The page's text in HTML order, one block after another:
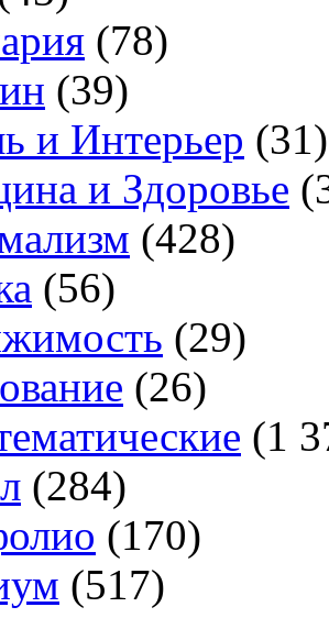
(78)
(39)
и Интерьер (31)
и Здоровье
(428)
(56)
(29)
(26)
(1
(284)
(170)
(517)